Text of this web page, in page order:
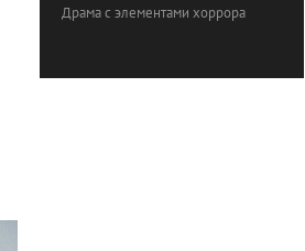
Драма с элементами хоррора